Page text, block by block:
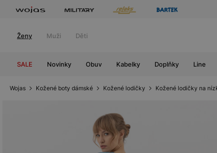
Ženy Muži Děti
SALE Novinky Obuv Kabelky Doplňky Line
Wojas Kožené boty dámské Kožené lodičky Kožené lodičky na